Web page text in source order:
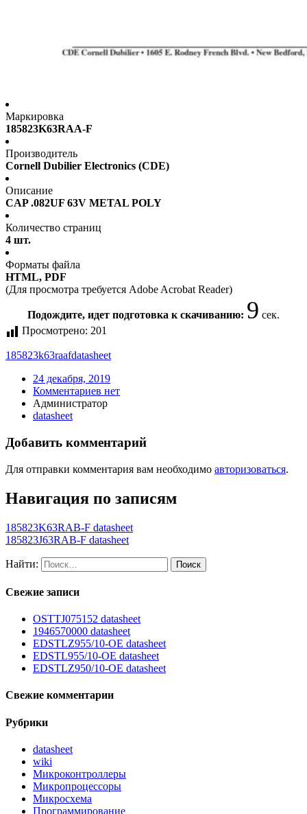
Маркировка
185823K63RAA-F
Производитель
Cornell Dubilier Electronics (CDE)
Описание
CAP .082UF 63V METAL POLY
Количество страниц
4 шт.
Форматы файла
HTML, PDF
(Для просмотра требуется Adobe Acrobat Reader)
Подождите, идет подготовка к скачиванию: 9 сек.
Просмотрено: 201
185823k63raafdatasheet
24 декабря, 2019
Комментариев нет
Администратор
datasheet
Добавить комментарий
Для отправки комментария вам необходимо авторизоваться.
Навигация по записям
185823K63RAB-F datasheet
185823J63RAB-F datasheet
Найти:
Свежие записи
OSTTJ075152 datasheet
1946570000 datasheet
EDSTLZ955/10-OE datasheet
EDSTL955/10-OE datasheet
EDSTLZ950/10-OE datasheet
Свежие комментарии
Рубрики
datasheet
wiki
Микроконтроллеры
Микропроцессоры
Микросхема
Программирование